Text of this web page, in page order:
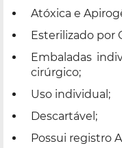
Atóxica e
Esterilizado por
Embaladas
cirúrgico;
Uso individual;
Descartável;
Possui registro